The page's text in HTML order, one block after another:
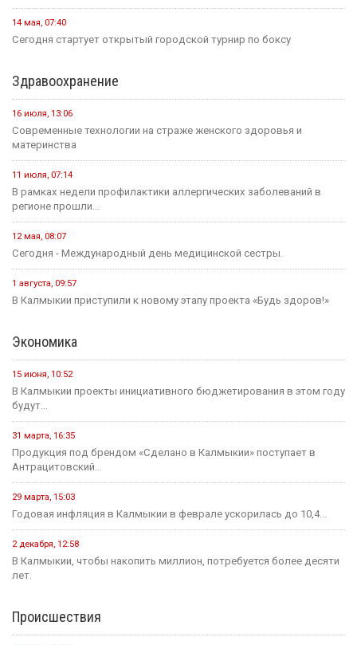
инициатив...
Культура
31 июля, 10:17
Калмыкия готовится вновь принять гостей на Фестивале Лотосов.
26 июля, 12:31
В этом году героическому эпосу «Джангар» — 585 лет.
24 июля, 12:29
В Калмыкии, в Национальной библиотеке им. А. Амур-Санана,
прошла...
20 июля, 09:39
Сегодня — Международный день шахмат.
Спорт
Хоккейная команда «Динамо-Элиста» - Чемпион
4 июня, 10:27
Евгений Джакураев назначен тренером сборной России по
армрестлингу
17 мая, 13:54
В Калмыкии прошел турнир по рукопашному бою памяти павших...
14 мая, 07:40
Сегодня стартует открытый городской турнир по боксу
Здравоохранение
16 июля, 13:06
11 июля, 07:14